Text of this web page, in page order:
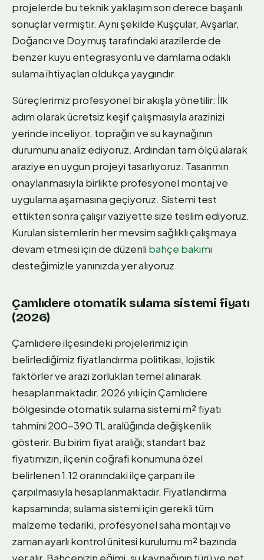
projelerde bu teknik yaklaşım son derece başarılı
sonuçlar vermiştir. Aynı şekilde Kuşçular, Avşarlar,
Doğancı ve Doymuş tarafındaki arazilerde de
benzer kuyu entegrasyonlu ve damlama odaklı
sulama ihtiyaçları oldukça yaygındır.
Süreçlerimiz profesyonel bir akışla yönetilir: İlk
adım olarak ücretsiz keşif çalışmasıyla arazinizi
yerinde inceliyor, toprağın ve su kaynağının
durumunu analiz ediyoruz. Ardından tam ölçü alarak
araziye en uygun projeyi tasarlıyoruz. Tasarımın
onaylanmasıyla birlikte profesyonel montaj ve
uygulama aşamasına geçiyoruz. Sistemi test
ettikten sonra çalışır vaziyette size teslim ediyoruz.
Kurulan sistemlerin her mevsim sağlıklı çalışmaya
devam etmesi için de düzenli bahçe bakımı
desteğimizle yanınızda yer alıyoruz.
Çamlıdere otomatik sulama sistemi fiyatı
(2026)
Çamlıdere ilçesindeki projelerimiz için
belirlediğimiz fiyatlandırma politikası, lojistik
faktörler ve arazi zorlukları temel alınarak
hesaplanmaktadır. 2026 yılı için Çamlıdere
bölgesinde otomatik sulama sistemi m² fiyatı
tahmini 200-390 TL aralüğında değişkenlik
gösterir. Bu birim fiyat aralığı; standart baz
fiyatımızın, ilçenin coğrafi konumuna özel
belirlenen 1.12 oranındaki ilçe çarpanı ile
çarpılmasıyla hesaplanmaktadır. Fiyatlandırma
kapsamında; sulama sistemi için gerekli tüm
malzeme tedariki, profesyonel saha montajı ve
zaman ayarlı kontrol ünitesi kurulumu m² bazında